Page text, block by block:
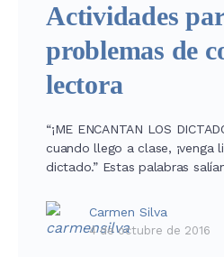
Actividades
problemas de
lectora
“¡ME ENCANTAN LOS
cuando llego a clase, ¡venga
dictado.” Estas palabras
Carmen Silva
4 de octubre de 2016